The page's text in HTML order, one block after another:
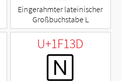
Eingerahmter lateinischer
Großbuchstabe L
U+1F13D
🄽